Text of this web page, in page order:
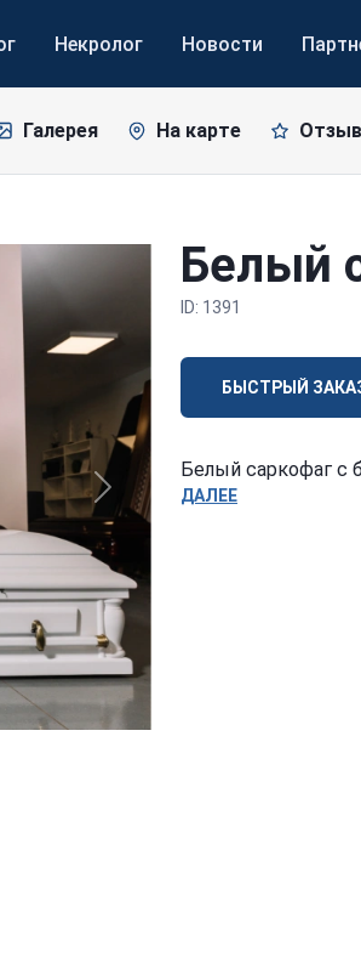
Некролог Новости
Галерея На карте
Next
Белый
ID: 1391
БЫСТРЫЙ
Белый саркофаг с
ДАЛЕЕ